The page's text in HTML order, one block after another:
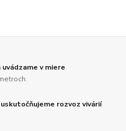
v miere
rozvoz vivárií